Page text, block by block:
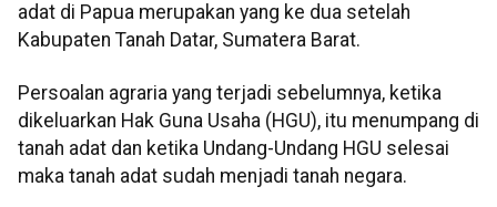
adat di Papua merupakan yang ke dua setelah
Kabupaten Tanah Datar, Sumatera Barat.
Persoalan agraria yang terjadi sebelumnya, ketika
dikeluarkan Hak Guna Usaha (HGU), itu menumpang di
tanah adat dan ketika Undang-Undang HGU selesai
maka tanah adat sudah menjadi tanah negara.